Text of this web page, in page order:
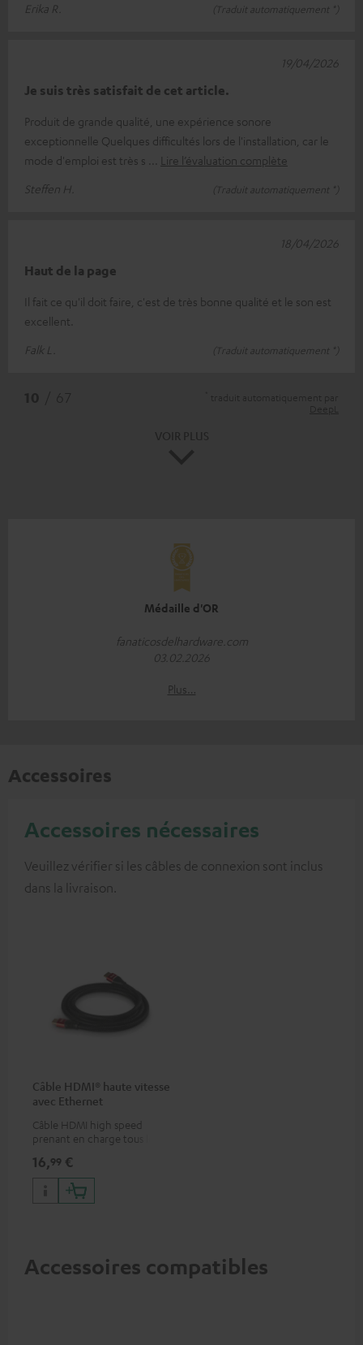
Erika R.
(Traduit automatiquement *)
Je suis très satisfait de cet article.
Produit de grande qualité, une expérience sonore
exceptionnelle Quelques difficultés lors de l'installation, car le
mode d'emploi est très s
Lire l’évaluation complète
Steffen H.
(Traduit automatiquement *)
19/04/2026
Haut de la page
Il fait ce qu'il doit faire, c'est de très bonne qualité et le son est
excellent.
Falk L.
(Traduit automatiquement *)
18/04/2026
Médaille d'OR
fanaticosdelhardware.com
03.02.2026
Plus…
Accessoires
Accessoires nécessaires
Veuillez vérifier si les câbles de connexion sont inclus
dans la livraison.
Câble HDMI® haute vitesse
avec Ethernet
Câble HDMI high speed
prenant en charge tous les
50/60p et 4K 3D
16,99 €
Accessoires compatibles